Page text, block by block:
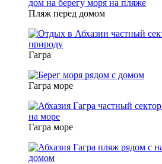
Пляж перед домом
Гагра
Гагра море
Гагра море